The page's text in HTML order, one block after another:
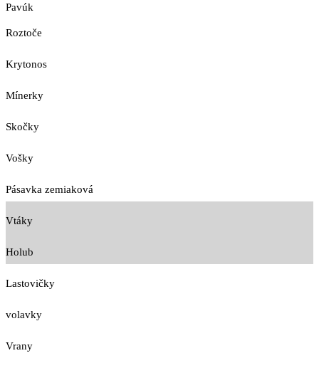
Pavúk
Roztoče
Krytonos
Mínerky
Skočky
Vošky
Pásavka zemiaková
Vtáky
Holub
Lastovičky
volavky
Vrany